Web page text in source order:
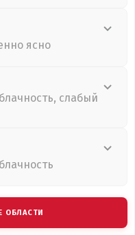
ясно
слабый
ОБЛАСТИ